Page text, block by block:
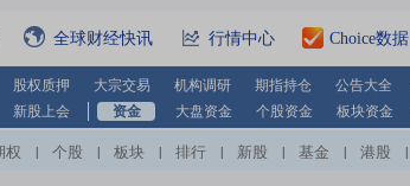
全球财经快讯 行情中心 Choice数据
股权质押 大宗交易 机构调研 期指持仓 公告大全
新股上会 资金 大盘资金 个股资金 板块资金
权 个股 板块 排行 新股 基金 港股